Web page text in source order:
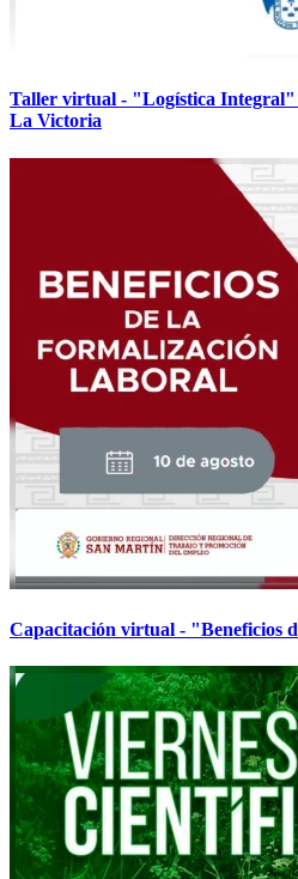
Taller virtual - "Logística
La Victoria
Capacitación virtual - "Beneficios